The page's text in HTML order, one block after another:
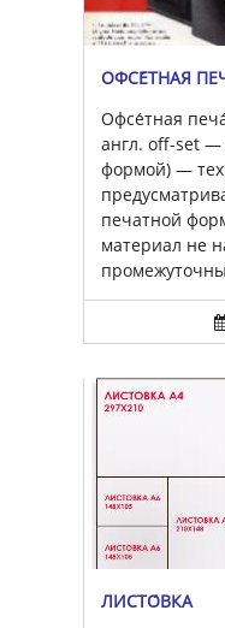
ОФСЕ́ТНАЯ
Офсе́тная
англ. off-set —
формой) —
печатной
материал не
ЛИСТО́ВКА